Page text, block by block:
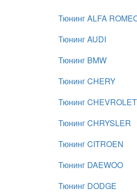
Тюнинг ALFA
Тюнинг AUDI
Тюнинг BMW
Тюнинг CHERY
Тюнинг CHEVROLET
Тюнинг CHRYSLER
Тюнинг CITROEN
Тюнинг DAEWOO
Тюнинг DODGE